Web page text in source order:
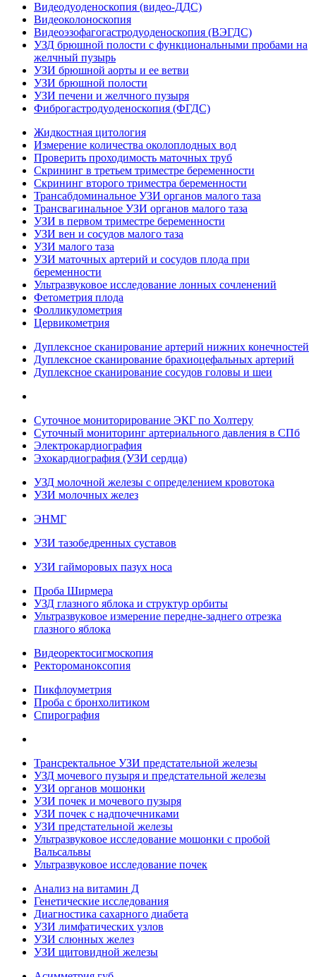
Видеодуоденоскопия (видео-ДДС)
Видеоколоноскопия
Видеоэзофагогастродуоденоскопия (ВЭГДС)
УЗД брюшной полости с функциональными пробами на
желчный пузырь
УЗИ брюшной аорты и ее ветви
УЗИ брюшной полости
УЗИ печени и желчного пузыря
Фиброгастродуоденоскопия (ФГДС)
Жидкостная цитология
Измерение количества околоплодных вод
Проверить проходимость маточных труб
Скрининг в третьем триместре беременности
Скрининг второго триместра беременности
Трансабдоминальное УЗИ органов малого таза
Трансвагинальное УЗИ органов малого таза
УЗИ в первом триместре беременности
УЗИ вен и сосудов малого таза
УЗИ малого таза
УЗИ маточных артерий и сосудов плода при
беременности
Ультразвуковое исследование лонных сочленений
Фетометрия плода
Фолликулометрия
Цервикометрия
Дуплексное сканирование артерий нижних конечностей
Дуплексное сканирование брахиоцефальных артерий
Дуплексное сканирование сосудов головы и шеи
Суточное мониторирование ЭКГ по Холтеру
Суточный мониторинг артериального давления в СПб
Электрокардиография
Эхокардиография (УЗИ сердца)
УЗД молочной железы с определением кровотока
УЗИ молочных желез
ЭНМГ
УЗИ тазобедренных суставов
УЗИ гайморовых пазух носа
Проба Ширмера
УЗД глазного яблока и структур орбиты
Ультразвуковое измерение передне-заднего отрезка
глазного яблока
Видеоректосигмоскопия
Ректороманоксопия
Пикфлоуметрия
Проба с бронхолитиком
Спирография
Трансректальное УЗИ предстательной железы
УЗД мочевого пузыря и предстательной железы
УЗИ органов мошонки
УЗИ почек и мочевого пузыря
УЗИ почек с надпочечниками
УЗИ предстательной железы
Ультразвуковое исследование мошонки с пробой
Вальсальвы
Ультразвуковое исследование почек
Анализ на витамин Д
Генетические исследования
Диагностика сахарного диабета
УЗИ лимфатических узлов
УЗИ слюнных желез
УЗИ щитовидной железы